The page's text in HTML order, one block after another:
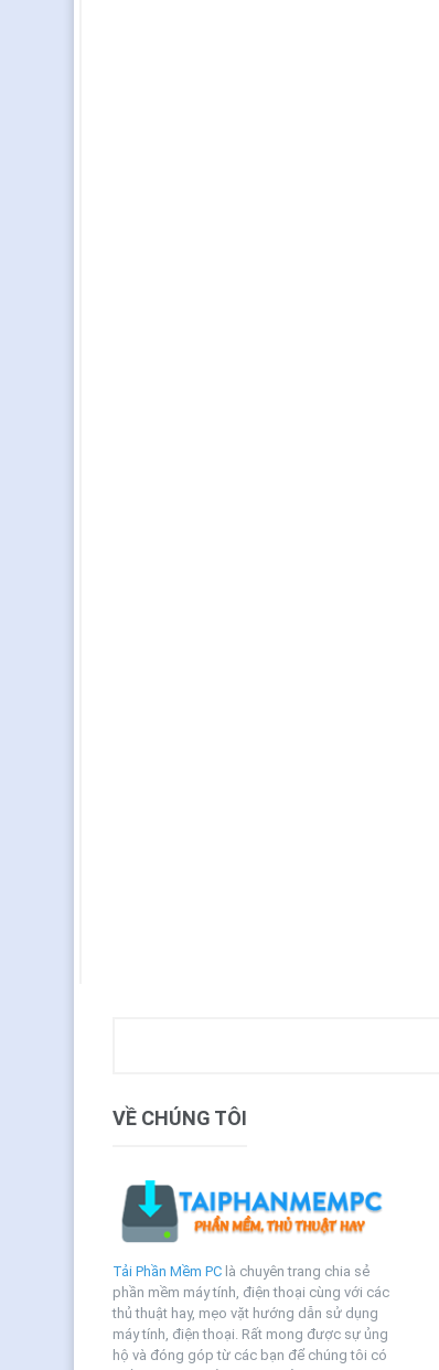
VỀ CHÚNG TÔI
Tải Phần Mềm PC là chuyên trang chia sẻ
phần mềm máy tính, điện thoại cùng với các
thủ thuật hay, mẹo vặt hướng dẫn sử dụng
máy tính, điện thoại. Rất mong được sự ủng
hộ và đóng góp từ các bạn để chúng tôi có